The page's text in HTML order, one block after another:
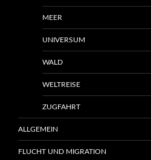
MEER
UNIVERSUM
WALD
WELTREISE
ZUGFAHRT
ALLGEMEIN
FLUCHT UND MIGRATION